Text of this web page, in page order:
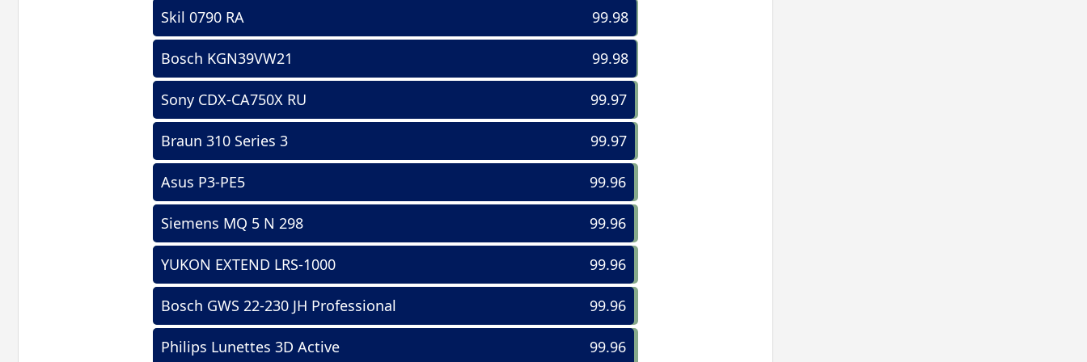
99.98
Skil 0790 RA
99.98
Bosch KGN39VW21
99.97
Sony CDX-CA750X RU
99.97
Braun 310 Series 3
99.96
Asus P3-PE5
99.96
Siemens MQ 5 N 298
99.96
YUKON EXTEND LRS-1000
99.96
Bosch GWS 22-230 JH Professional
99.96
Philips Lunettes 3D Active